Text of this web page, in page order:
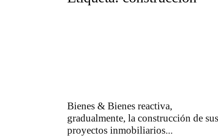
Bienes & Bienes reactiva,
gradualmente, la construcción de sus
proyectos inmobiliarios...